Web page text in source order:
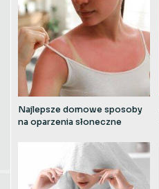
Najlepsze domowe sposoby
na oparzenia słoneczne